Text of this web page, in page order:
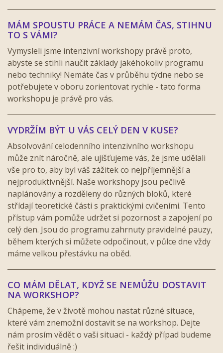
MÁM SPOUSTU PRÁCE A NEMÁM ČAS, STIHNU
TO S VÁMI?
Vymysleli jsme intenzivní workshopy právě proto,
abyste se stihli naučit základy jakéhokoliv programu
nebo techniky! Nemáte čas v průběhu týdne nebo se
potřebujete v oboru zorientovat rychle - tato forma
workshopu je právě pro vás.
VYDRŽÍM BÝT U VÁS CELÝ DEN V KUSE?
Absolvování celodenního intenzivního workshopu
může znít náročně, ale ujišťujeme vás, že jsme udělali
vše pro to, aby byl váš zážitek co nejpříjemnější a
nejproduktivnější. Naše workshopy jsou pečlivě
naplánovány a rozděleny do různých bloků, které
střídají teoretické části s praktickými cvičeními. Tento
přístup vám pomůže udržet si pozornost a zapojení po
celý den. Jsou do programu zahrnuty pravidelné pauzy,
během kterých si můžete odpočinout, v půlce dne vždy
máme velkou přestávku na oběd.
CO MÁM DĚLAT, KDYŽ SE NEMŮŽU DOSTAVIT
NA WORKSHOP?
Chápeme, že v životě mohou nastat různé situace,
které vám znemožní dostavit se na workshop. Dejte
nám prosím vědět o vaši situaci - každý případ budeme
řešit individuálně :)